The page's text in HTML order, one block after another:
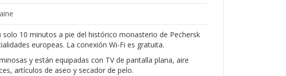
10 minutos a pie del histórico monasterio de Pechersk
europeas. La conexión Wi-Fi es gratuita.
y están equipadas con TV de pantalla plana, aire
artículos de aseo y secador de pelo.